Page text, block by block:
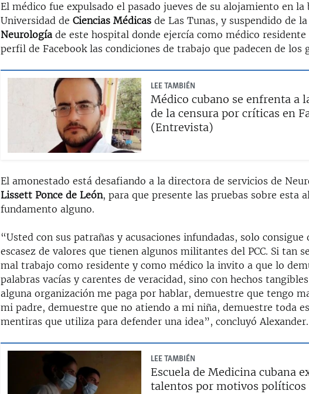
El médico fue expulsado el pasado jueves de su alojamiento en la
Universidad deCiencias Médicas de Las Tunas, y suspendido de la
Neurología de este hospital donde ejercía como médico
perfil de Facebook las condiciones de trabajo que padecen de los
LEE TAMBIÉN
Médico cubano se enfrenta a
de la censura por críticas en
(Entrevista)
El amonestado está desafiando a la directora de servicios de
Lissett Ponce de León, para que presente las pruebas sobre esta
fundamento alguno.
“Usted con sus patrañas y acusaciones infundadas, solo
escasez de valores que tienen algunos militantes del PCC. Si tan
mal trabajo como residente y como médico la invito a que lo
palabras vacías y carentes de veracidad, sino con hechos
alguna organización me paga por hablar, demuestre que tengo
mi padre, demuestre que no atiendo a mi niña, demuestre toda
mentiras que utiliza para defender una idea”, concluyó Alexander.
LEE TAMBIÉN
Escuela de Medicina cubana
talentos por motivos políticos